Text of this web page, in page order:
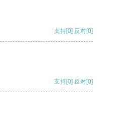
支持[0] 反对[0]
支持[0] 反对[0]